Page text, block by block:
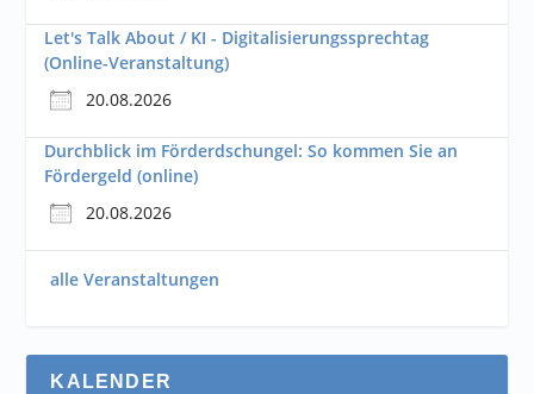
Let's Talk About / KI - Digitalisierungssprechtag
(Online-Veranstaltung)
20.08.2026
Durchblick im Förderdschungel: So kommen Sie an
Fördergeld (online)
20.08.2026
alle Veranstaltungen
KALENDER